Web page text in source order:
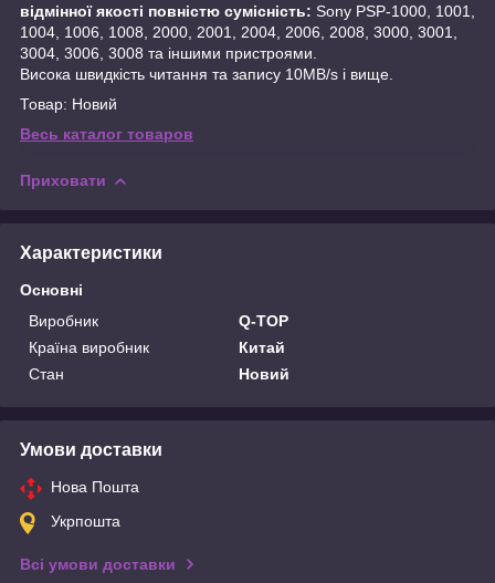
відмінної якості повністю сумісність: Sony PSP-1000, 1001,
1004, 1006, 1008, 2000, 2001, 2004, 2006, 2008, 3000, 3001,
3004, 3006, 3008 та іншими пристроями.
Висока швидкість читання та запису 10MB/s і вище.
Товар: Новий
Весь каталог товаров
Приховати
Характеристики
Основні
Виробник
Q-TOP
Країна виробник
Китай
Стан
Новий
Умови доставки
Нова Пошта
Укрпошта
Всі умови доставки